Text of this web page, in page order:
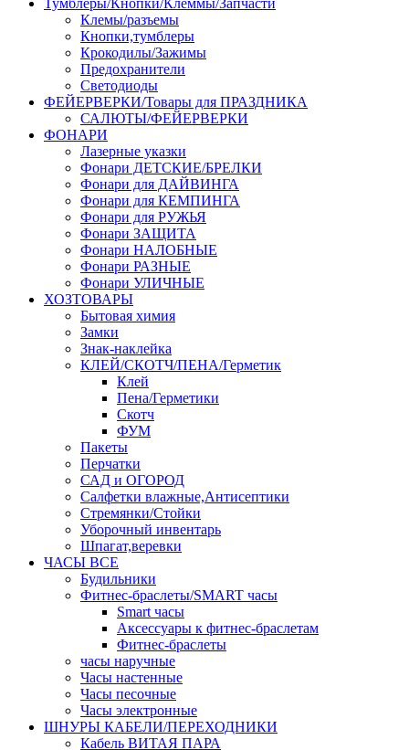
Тумблеры/Кнопки/Клеммы/Запчасти
Клемы/разъемы
Кнопки,тумблеры
Крокодилы/Зажимы
Предохранители
Светодиоды
ФЕЙЕРВЕРКИ/Товары для ПРАЗДНИКА
САЛЮТЫ/ФЕЙЕРВЕРКИ
ФОНАРИ
Лазерные указки
Фонари ДЕТСКИЕ/БРЕЛКИ
Фонари для ДАЙВИНГА
Фонари для КЕМПИНГА
Фонари для РУЖЬЯ
Фонари ЗАЩИТА
Фонари НАЛОБНЫЕ
Фонари РАЗНЫЕ
Фонари УЛИЧНЫЕ
ХОЗТОВАРЫ
Бытовая химия
Замки
Знак-наклейка
КЛЕЙ/СКОТЧ/ПЕНА/Герметик
Клей
Пена/Герметики
Скотч
ФУМ
Пакеты
Перчатки
САД и ОГОРОД
Салфетки влажные,Антисептики
Стремянки/Стойки
Уборочный инвентарь
Шпагат,веревки
ЧАСЫ ВСЕ
Будильники
Фитнес-браслеты/SMART часы
Smart часы
Аксессуары к фитнес-браслетам
Фитнес-браслеты
часы наручные
Часы настенные
Часы песочные
Часы электронные
ШНУРЫ КАБЕЛИ/ПЕРЕХОДНИКИ
Кабель ВИТАЯ ПАРА